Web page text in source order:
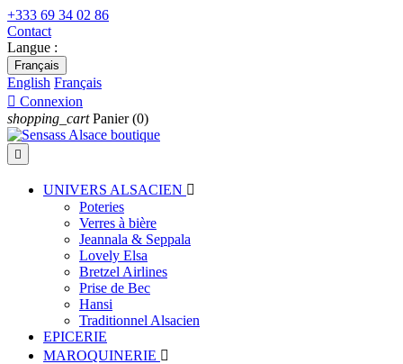
+333 69 34 02 86
Contact
Langue :
Français
English Français
 Connexion
shopping_cart Panier (0)

UNIVERS ALSACIEN 
Poteries
Verres à bière
Jeannala & Seppala
Lovely Elsa
Bretzel Airlines
Prise de Bec
Hansi
Traditionnel Alsacien
EPICERIE
MAROQUINERIE 